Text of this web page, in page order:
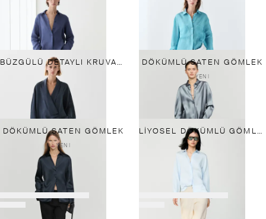
BÜZGÜLÜ DETAYLI KRUVAZE DÖKÜMLÜ BLUZ DÖKÜMLÜ SATEN GÖMLEK
YENI
DÖKÜMLÜ SATEN GÖMLEK
YENI
LIYOSEL DÖKÜMLÜ GÖMLEK